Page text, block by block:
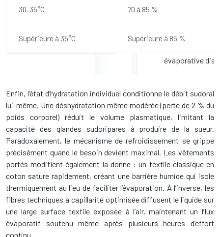
30-35°C 70 à 85 %
Supérieure à 35°C Supérieure à 85 %
Enfin, l’état d’hydratation individuel conditionne le débit sudoral
lui-même. Une déshydratation même modérée (perte de 2 % du
poids corporel) réduit le volume plasmatique, limitant la
capacité des glandes sudoripares à produire de la sueur.
Paradoxalement, le mécanisme de refroidissement se grippe
précisément quand le besoin devient maximal. Les vêtements
portés modifient également la donne : un textile classique en
coton sature rapidement, créant une barrière humide qui isole
thermiquement au lieu de faciliter l’évaporation. À l’inverse, les
fibres techniques à capillarité optimisée diffusent le liquide sur
une large surface textile exposée à l’air, maintenant un flux
évaporatif soutenu même après plusieurs heures d’effort
continu.